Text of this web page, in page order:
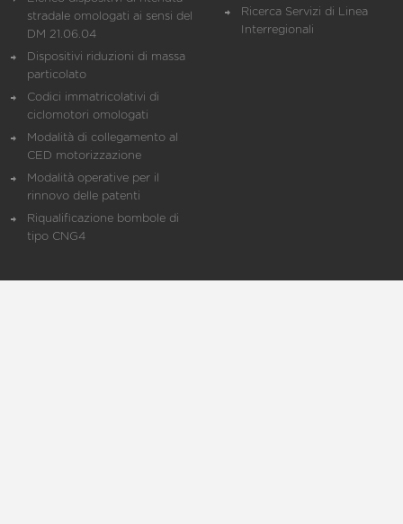
stradale omologati ai sensi del
DM 21.06.04
Dispositivi riduzioni di massa
particolato
Codici immatricolativi di
ciclomotori omologati
Modalità di collegamento al
CED motorizzazione
Modalità operative per il
rinnovo delle patenti
Riqualificazione bombole di
tipo CNG4
Ricerca Servizi di Linea
Interregionali